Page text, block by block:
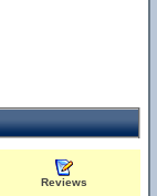
Reviews